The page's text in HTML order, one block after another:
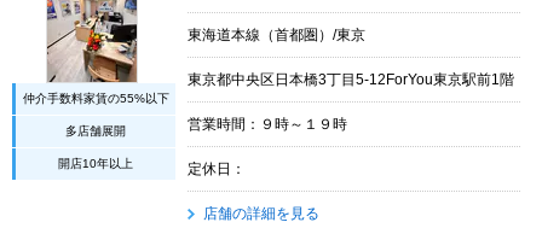
仲介手数料家賃の55%以下
多店舗展開
開店10年以上
東海道本線（首都圏）/東京
東京都中央区日本橋3丁目5-12ForYou東京駅前1階
営業時間：９時～１９時
定休日：
店舗の詳細を見る